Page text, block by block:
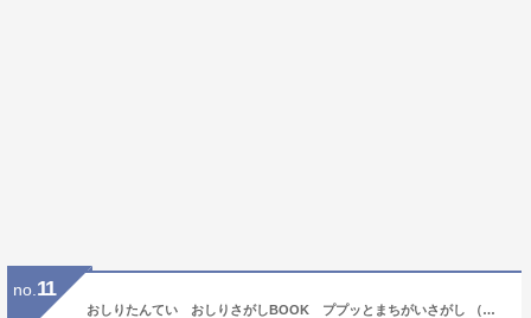
no. 11
おしりたんてい おしりさがしBOOK ププッとまちがいさがし （単行本 439） [ トロル ]